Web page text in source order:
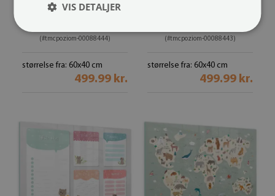
Ugeskema
(#tmcpoziom-00088444)
størrelse fra: 60x40 cm
499.99 kr.
(#tmcpoziom-00088443)
størrelse fra: 60x40 cm
499.99 kr.
VIS DETALJER